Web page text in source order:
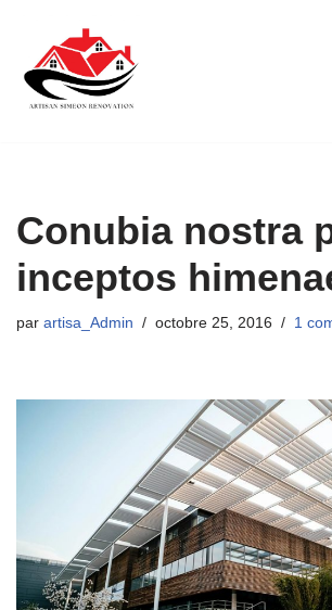
Aller
au
contenu
Conubia nostra
inceptos
par artisa_Admin octobre 25, 2016 1